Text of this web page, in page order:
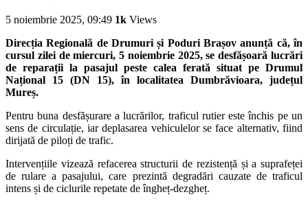
5 noiembrie 2025, 09:49 1k Views
Direcția Regională de Drumuri și Poduri Brașov anunță că, în
cursul zilei de miercuri, 5 noiembrie 2025, se desfășoară lucrări
de reparații la pasajul peste calea ferată situat pe Drumul
Național 15 (DN 15), în localitatea Dumbrăvioara, județul
Mureș.
Pentru buna desfășurare a lucrărilor, traficul rutier este închis pe un
sens de circulație, iar deplasarea vehiculelor se face alternativ, fiind
dirijată de piloți de trafic.
Intervențiile vizează refacerea structurii de rezistență și a suprafeței
de rulare a pasajului, care prezintă degradări cauzate de traficul
intens și de ciclurile repetate de îngheț-dezgheț.